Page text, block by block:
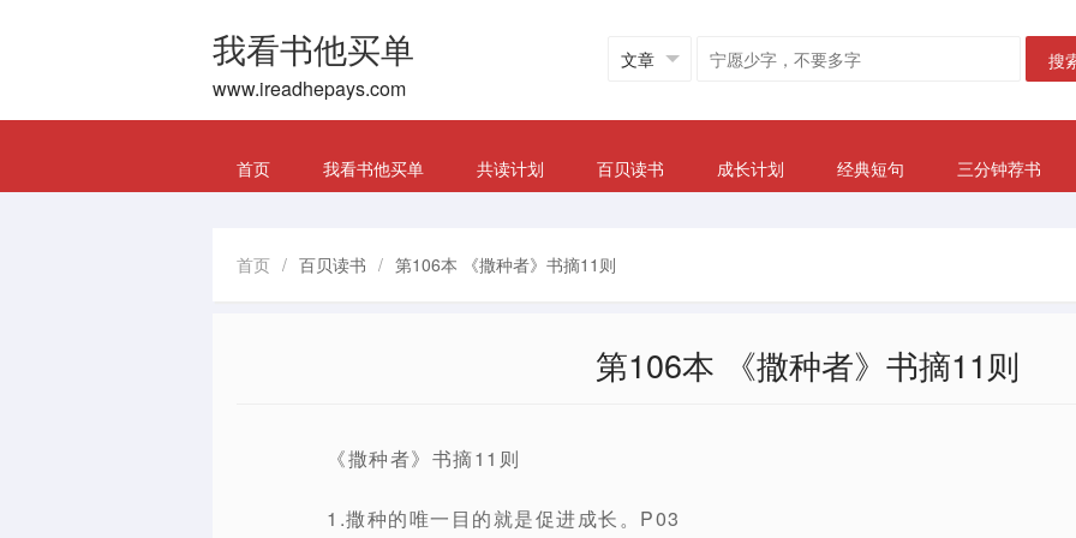
我看书他买单
www.ireadhepays.com
搜
首页 我看书他买单 共读计划 百贝读书 成长计划 经典短句 三分钟荐书
首页 / 百贝读书 / 第106本 《撒种者》书摘11则
第106本 《撒种者》书摘11则
《撒种者》书摘11则
1.撒种的唯一目的就是促进成长。P03